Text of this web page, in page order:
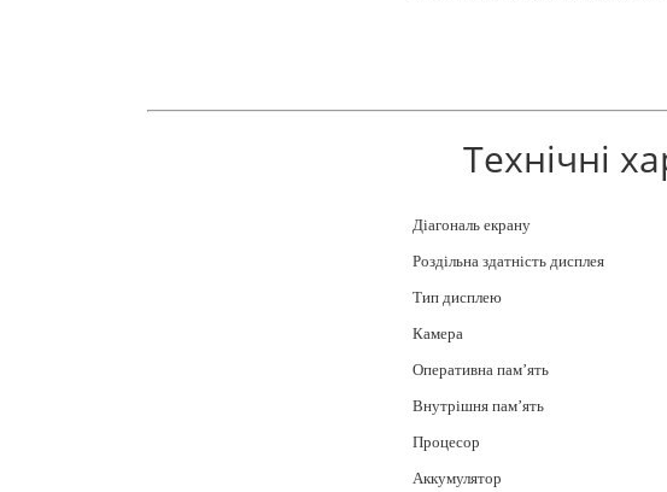
Технічні
Діагональ екрану
Роздільна здатність дисплея
Тип дисплею
Камера
Оперативна пам’ять
Внутрішня пам’ять
Процесор
Аккумулятор